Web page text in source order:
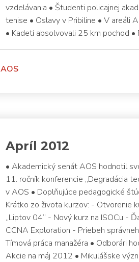
vzdelávania • Študenti policajnej
tenise • Oslavy v Pribiline • V areáli
• Kadeti absolvovali 25 km pochod
AOS
Apríl 2012
• Akademický senát AOS hodnotil
11. ročník konferencie „Degradácia
v AOS • Doplňujúce pedagogické
Krátko zo života kurzov: - Otvorenie
„Liptov 04“ - Nový kurz na ISOCu -
CCNA Exploration - Priebeh
Tímová práca manažéra • Odborári
Akcie na máj 2012 • Mikulášske